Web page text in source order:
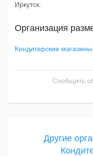
Иркутск.
Организация
Кондитерские магазины
Сообщить
Другие